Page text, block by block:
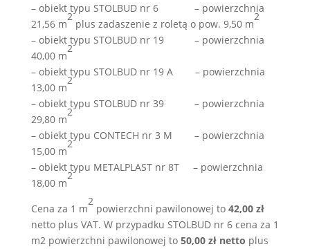
– obiekt typu STOLBUD nr 6 – powierzchnia
21,56 m
2
plus zadaszenie z roletą o pow. 9,50 m
2
– obiekt typu STOLBUD nr 19 – powierzchnia
40,00 m
2
– obiekt typu STOLBUD nr 19 A – powierzchnia
13,00 m
2
– obiekt typu STOLBUD nr 39 – powierzchnia
29,80 m
2
– obiekt typu CONTECH nr 3 M – powierzchnia
15,00 m
2
– obiekt typu METALPLAST nr 8T – powierzchnia
18,00 m
2
Cena za 1 m
2
powierzchni pawilonowej to 42,00 zł
netto plus VAT. W przypadku STOLBUD nr 6 cena za 1
m2 powierzchni pawilonowej to 50,00 zł netto plus